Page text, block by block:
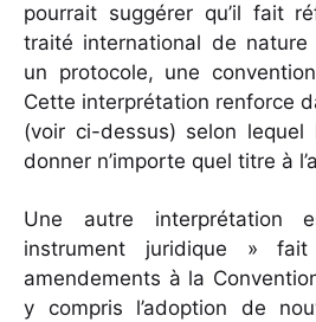
pourrait suggérer qu’il fait
traité international de nature
un protocole, une
Cette interprétation renforce
(voir ci-dessus) selon lequel
donner n’importe quel titre à
Une autre interprétation
instrument juridique »
amendements à la
y compris l’adoption de